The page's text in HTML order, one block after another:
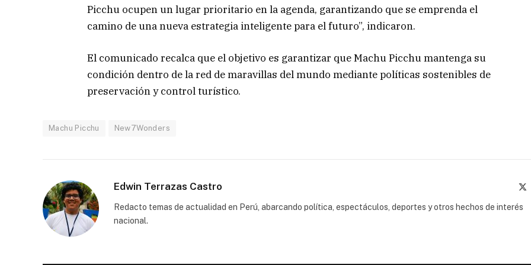
Picchu ocupen un lugar prioritario en la agenda, garantizando que se emprenda el
camino de una nueva estrategia inteligente para el futuro”, indicaron.
El comunicado recalca que el objetivo es garantizar que Machu Picchu mantenga su
condición dentro de la red de maravillas del mundo mediante políticas sostenibles de
preservación y control turístico.
Machu Picchu New7Wonders
Edwin Terrazas Castro
Redacto temas de actualidad en Perú, abarcando política, espectáculos, deportes y otros hechos de interés
nacional.